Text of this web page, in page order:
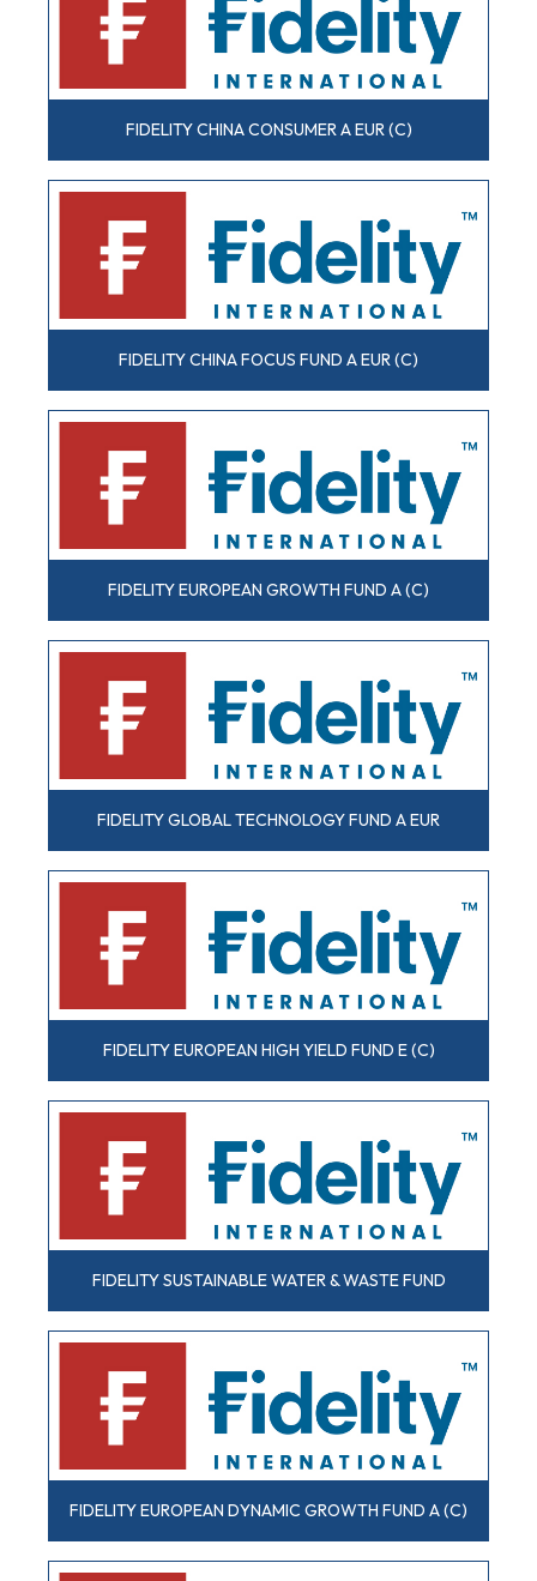
FIDELITY CHINA CONSUMER A EUR (C)
FIDELITY CHINA FOCUS FUND A EUR (C)
FIDELITY EUROPEAN GROWTH FUND A (C)
FIDELITY GLOBAL TECHNOLOGY FUND A EUR
FIDELITY EUROPEAN HIGH YIELD FUND E (C)
FIDELITY SUSTAINABLE WATER & WASTE FUND
FIDELITY EUROPEAN DYNAMIC GROWTH FUND A (C)